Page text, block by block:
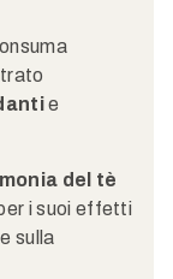
e
del tè
i suoi effetti
e sulla